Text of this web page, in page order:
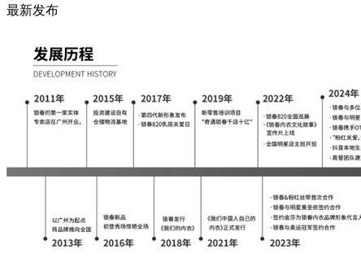
最新发布